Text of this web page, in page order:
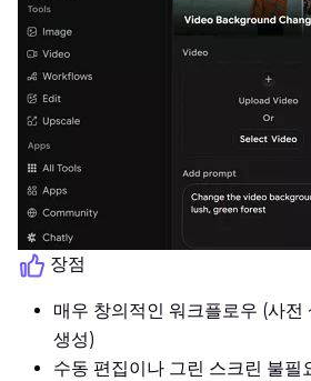
장점
매우 창의적인 워크플로우 (사전
생성)
수동 편집이나 그린 스크린 불필